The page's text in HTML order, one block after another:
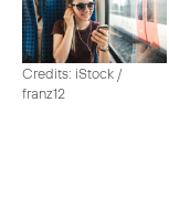
Credits: iStock /
franz12